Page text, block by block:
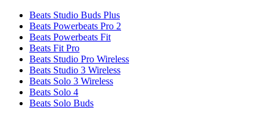
Beats Studio Buds Plus
Beats Powerbeats Pro 2
Beats Powerbeats Fit
Beats Fit Pro
Beats Studio Pro Wireless
Beats Studio 3 Wireless
Beats Solo 3 Wireless
Beats Solo 4
Beats Solo Buds